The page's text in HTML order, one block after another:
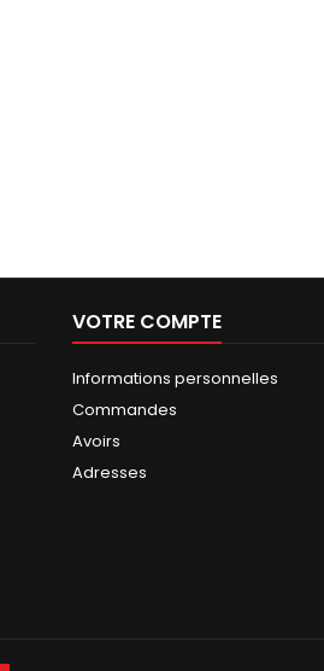
VOTRE COMPTE
Informations personnelles
Commandes
Avoirs
Adresses